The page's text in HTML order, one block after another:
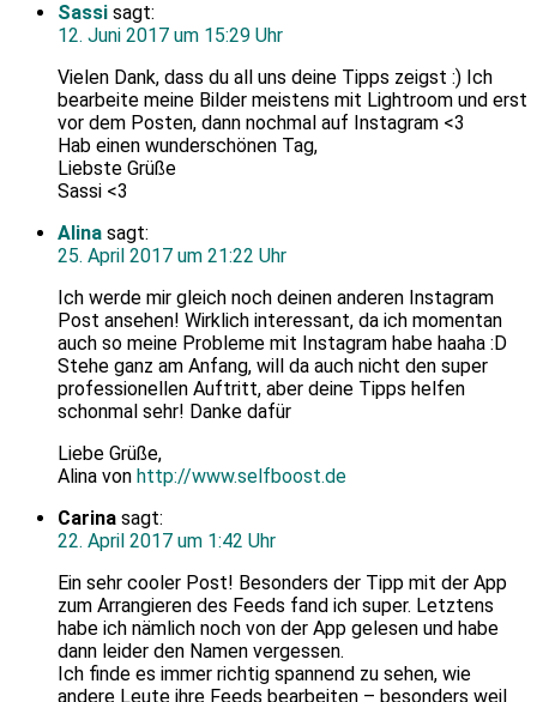
Sassi sagt:
12. Juni 2017 um 15:29 Uhr
Vielen Dank, dass du all uns deine Tipps zeigst :) Ich
bearbeite meine Bilder meistens mit Lightroom und erst
vor dem Posten, dann nochmal auf Instagram <3
Hab einen wunderschönen Tag,
Liebste Grüße
Sassi <3
Alina sagt:
25. April 2017 um 21:22 Uhr
Ich werde mir gleich noch deinen anderen Instagram
Post ansehen! Wirklich interessant, da ich momentan
auch so meine Probleme mit Instagram habe haaha :D
Stehe ganz am Anfang, will da auch nicht den super
professionellen Auftritt, aber deine Tipps helfen
schonmal sehr! Danke dafür
Liebe Grüße,
Alina von http://www.selfboost.de
Carina sagt:
22. April 2017 um 1:42 Uhr
Ein sehr cooler Post! Besonders der Tipp mit der App
zum Arrangieren des Feeds fand ich super. Letztens
habe ich nämlich noch von der App gelesen und habe
dann leider den Namen vergessen.
Ich finde es immer richtig spannend zu sehen, wie
andere Leute ihre Feeds bearbeiten – besonders weil